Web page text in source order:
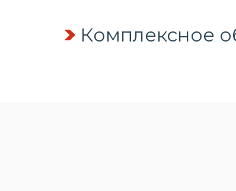
Комплексное